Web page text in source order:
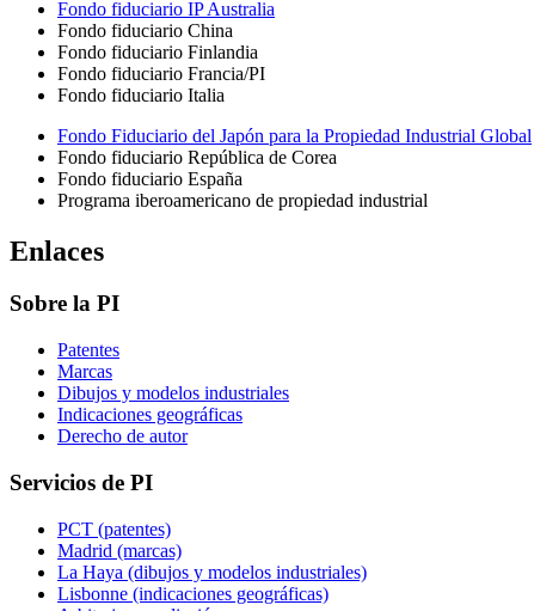
Fondo fiduciario IP Australia
Fondo fiduciario China
Fondo fiduciario Finlandia
Fondo fiduciario Francia/PI
Fondo fiduciario Italia
Fondo Fiduciario del Japón para la Propiedad Industrial Global
Fondo fiduciario República de Corea
Fondo fiduciario España
Programa iberoamericano de propiedad industrial
Enlaces
Sobre la PI
Patentes
Marcas
Dibujos y modelos industriales
Indicaciones geográficas
Derecho de autor
Servicios de PI
PCT (patentes)
Madrid (marcas)
La Haya (dibujos y modelos industriales)
Lisbonne (indicaciones geográficas)